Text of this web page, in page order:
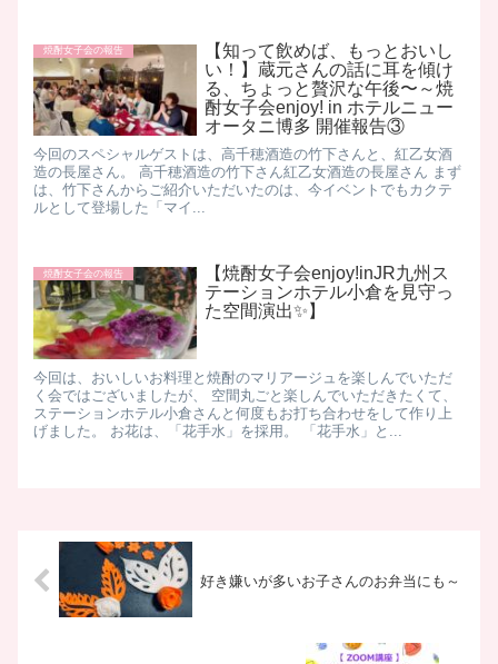
焼酎女子会の報告
【知って飲めば、もっとおいし
い！】蔵元さんの話に耳を傾け
る、ちょっと贅沢な午後〜～焼
酎女子会enjoy! in ホテルニュー
オータニ博多 開催報告③
今回のスペシャルゲストは、高千穂酒造の竹下さんと、紅乙女酒
造の長屋さん。 高千穂酒造の竹下さん ​ 紅乙女酒造の長屋さん まず
は、竹下さんからご紹介いただいたのは、今イベントでもカクテ
ルとして登場した「マイ...
焼酎女子会の報告
【焼酎女子会enjoy!inJR九州ス
テーションホテル小倉を見守っ
た空間演出✨】
今回は、おいしいお料理と焼酎のマリアージュを楽しんでいただ
く会ではございましたが、 空間丸ごと楽しんでいただきたくて、
ステーションホテル小倉さんと何度もお打ち合わせをして作り上
げました。 お花は、「花手水」を採用。 「花手水」と...
好き嫌いが多いお子さんのお弁当にも～